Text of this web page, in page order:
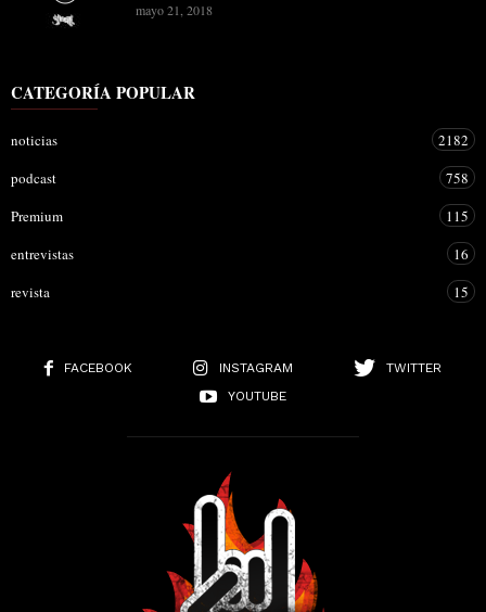
mayo 21, 2018
CATEGORÍA POPULAR
noticias
2182
podcast
758
Premium
115
entrevistas
16
revista
15
FACEBOOK INSTAGRAM
TWITTER
YOUTUBE